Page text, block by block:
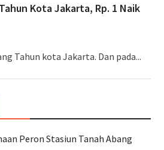
Kota Jakarta, Rp. 1 Naik
Tahun kota Jakarta. Dan pada...
Peron Stasiun Tanah Abang